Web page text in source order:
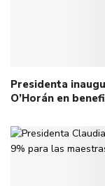
Presidenta
O’Horán en